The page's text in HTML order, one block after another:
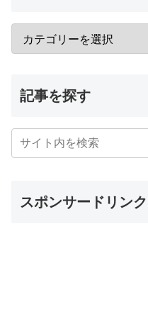
記事を探す
スポンサードリンク